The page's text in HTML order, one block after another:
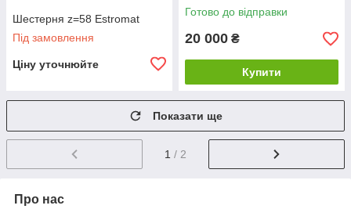
Шестерня z=58 Estromat
Під замовлення
Ціну уточнюйте
Готово до відправки
20 000 ₴
Купити
Показати ще
1 / 2
Про нас